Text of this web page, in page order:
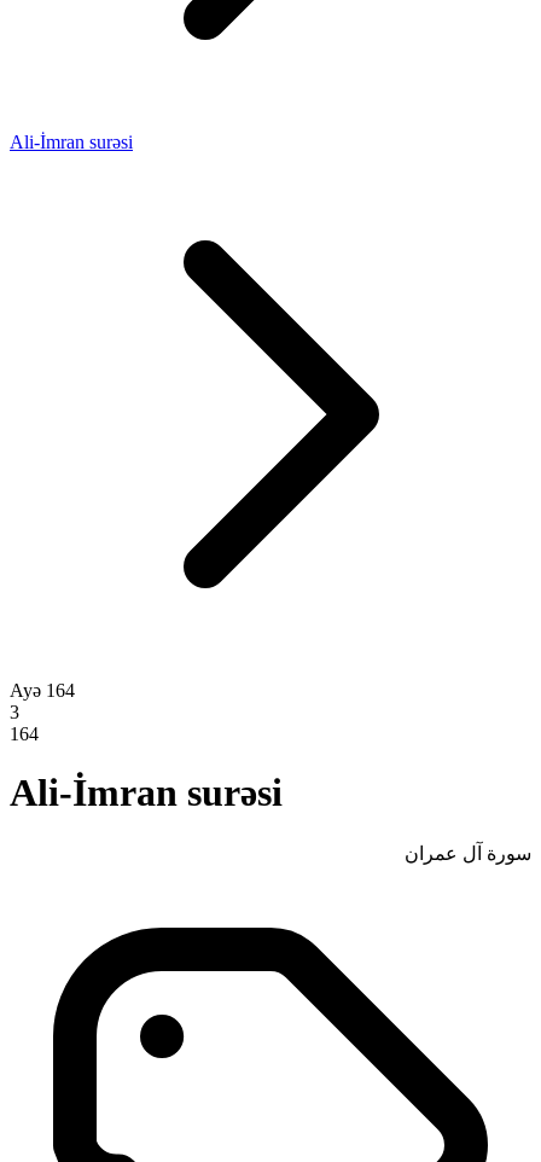
Ali-İmran surəsi
Ayə 164
3
164
Ali-İmran surəsi
سورة آل عمران